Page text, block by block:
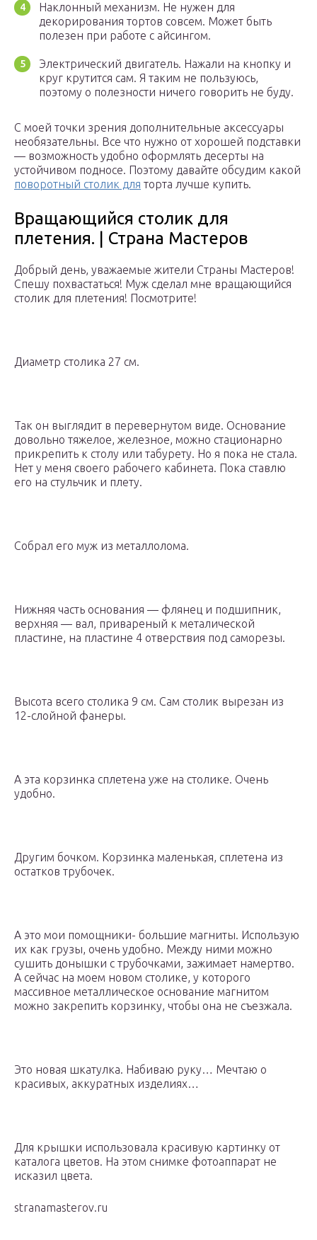
Наклонный механизм. Не нужен для
декорирования тортов совсем. Может быть
полезен при работе с айсингом.
Электрический двигатель. Нажали на кнопку и
круг крутится сам. Я таким не пользуюсь,
поэтому о полезности ничего говорить не буду.
С моей точки зрения дополнительные аксессуары
необязательны. Все что нужно от хорошей подставки
— возможность удобно оформлять десерты на
устойчивом подносе. Поэтому давайте обсудим какой
поворотный столик для торта лучше купить.
Вращающийся столик для
плетения. | Страна Мастеров
Добрый день, уважаемые жители Страны Мастеров!
Спешу похвастаться! Муж сделал мне вращающийся
столик для плетения! Посмотрите!
Диаметр столика 27 см.
Так он выглядит в перевернутом виде. Основание
довольно тяжелое, железное, можно стационарно
прикрепить к столу или табурету. Но я пока не стала.
Нет у меня своего рабочего кабинета. Пока ставлю
его на стульчик и плету.
Собрал его муж из металлолома.
Нижняя часть основания — флянец и подшипник,
верхняя — вал, привареный к металической
пластине, на пластине 4 отверствия под саморезы.
Высота всего столика 9 см. Сам столик вырезан из
12-слойной фанеры.
А эта корзинка сплетена уже на столике. Очень
удобно.
Другим бочком. Корзинка маленькая, сплетена из
остатков трубочек.
А это мои помощники- большие магниты. Использую
их как грузы, очень удобно. Между ними можно
сушить донышки с трубочками, зажимает намертво.
А сейчас на моем новом столике, у которого
массивное металлическое основание магнитом
можно закрепить корзинку, чтобы она не съезжала.
Это новая шкатулка. Набиваю руку… Мечтаю о
красивых, аккуратных изделиях…
Для крышки использовала красивую картинку от
каталога цветов. На этом снимке фотоаппарат не
исказил цвета.
stranamasterov.ru